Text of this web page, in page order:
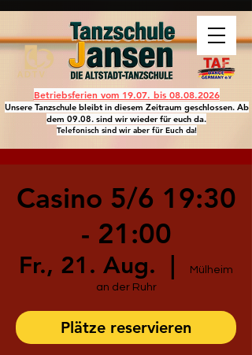
Betriebsferien vom 19.07. bis 08.08.2026
Unsere Tanzschule bleibt in diesem Zeitraum geschlossen. Ab
dem 09.08. sind wir wieder für euch da.
Telefonisch sind wir aber für Euch da!
Casino 5/6 19:30
- 21:00
Fr., 21. Aug.
Mülheim
an der Ruhr
Plätze reservieren